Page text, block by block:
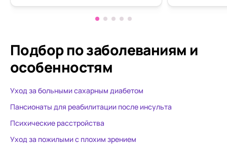
Как-то видела как директор
пансионата говорила новенькой
ваши подопечные чувствовали
себя как дома». В пансионате
отличные условия - чисто на
территория ухоженная, летом
вся в цветах. Старички
мини-кинотеатр, своя столовая.
Чудесное место для того, чтобы
очень рады,
Подбор по заболеваниям и
особенностям
Уход за больными сахарным диабетом
Пансионаты для реабилитации после инсульта
Психические расстройства
Уход за пожилыми с плохим зрением